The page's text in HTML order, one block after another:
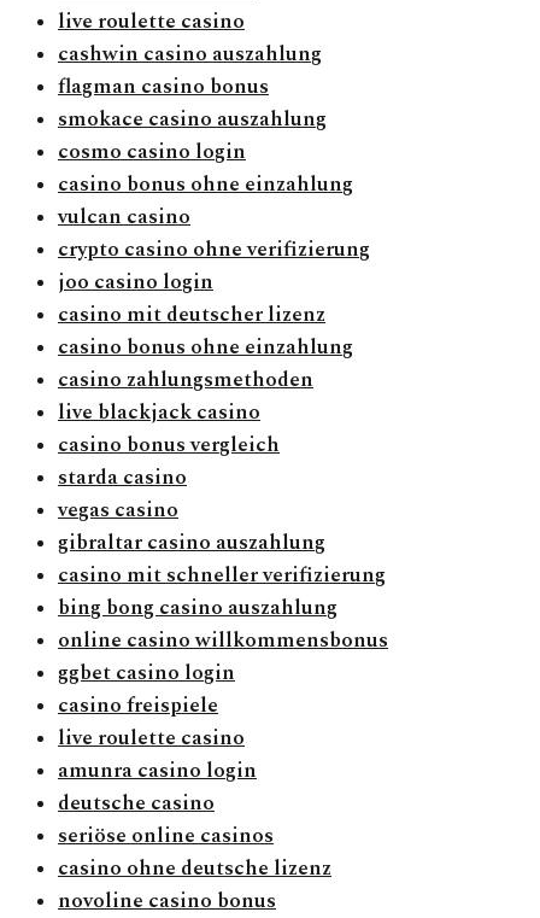
live roulette casino
cashwin casino auszahlung
flagman casino bonus
smokace casino auszahlung
cosmo casino login
casino bonus ohne einzahlung
vulcan casino
crypto casino ohne verifizierung
joo casino login
casino mit deutscher lizenz
casino bonus ohne einzahlung
casino zahlungsmethoden
live blackjack casino
casino bonus vergleich
starda casino
vegas casino
gibraltar casino auszahlung
casino mit schneller verifizierung
bing bong casino auszahlung
online casino willkommensbonus
ggbet casino login
casino freispiele
live roulette casino
amunra casino login
deutsche casino
seriöse online casinos
casino ohne deutsche lizenz
novoline casino bonus